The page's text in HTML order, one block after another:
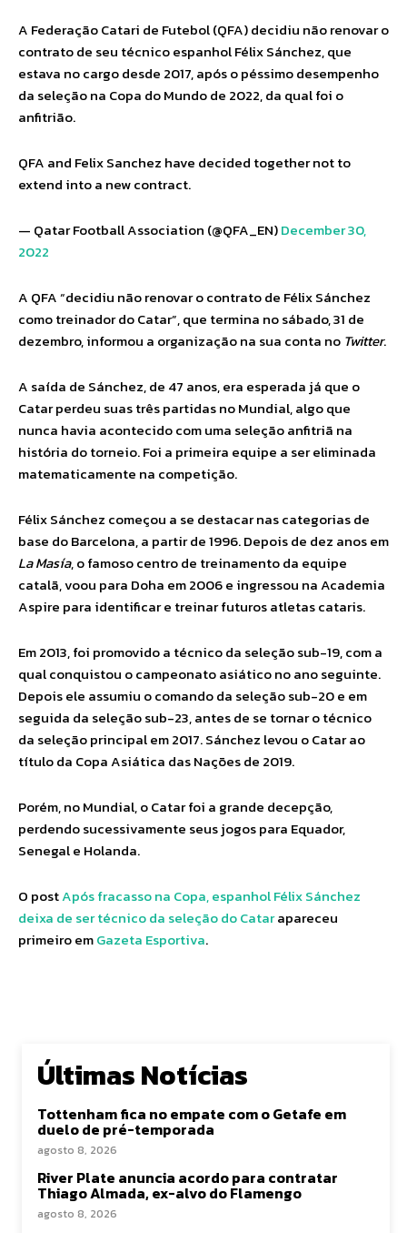
A Federação Catari de Futebol (QFA) decidiu não renovar o
contrato de seu técnico espanhol Félix Sánchez, que
estava no cargo desde 2017, após o péssimo desempenho
da seleção na Copa do Mundo de 2022, da qual foi o
anfitrião.
QFA and Felix Sanchez have decided together not to
extend into a new contract.
— Qatar Football Association (@QFA_EN)December 30,
2022
A QFA “decidiu não renovar o contrato de Félix Sánchez
como treinador do Catar”, que termina no sábado, 31 de
dezembro, informou a organização na sua conta no Twitter.
A saída de Sánchez, de 47 anos, era esperada já que o
Catar perdeu suas três partidas no Mundial, algo que
nunca havia acontecido com uma seleção anfitriã na
história do torneio. Foi a primeira equipe a ser eliminada
matematicamente na competição.
Félix Sánchez começou a se destacar nas categorias de
base do Barcelona, a partir de 1996. Depois de dez anos em
La Masía, o famoso centro de treinamento da equipe
catalã, voou para Doha em 2006 e ingressou na Academia
Aspire para identificar e treinar futuros atletas cataris.
Em 2013, foi promovido a técnico da seleção sub-19, com a
qual conquistou o campeonato asiático no ano seguinte.
Depois ele assumiu o comando da seleção sub-20 e em
seguida da seleção sub-23, antes de se tornar o técnico
da seleção principal em 2017. Sánchez levou o Catar ao
título da Copa Asiática das Nações de 2019.
Porém, no Mundial, o Catar foi a grande decepção,
perdendo sucessivamente seus jogos para Equador,
Senegal e Holanda.
O postApós fracasso na Copa, espanhol Félix Sánchez
deixa de ser técnico da seleção do Catarapareceu
primeiro emGazeta Esportiva.
Últimas Notícias
Tottenham fica no empate com o Getafe em
duelo de pré-temporada
agosto 8, 2026
River Plate anuncia acordo para contratar
Thiago Almada, ex-alvo do Flamengo
agosto 8, 2026